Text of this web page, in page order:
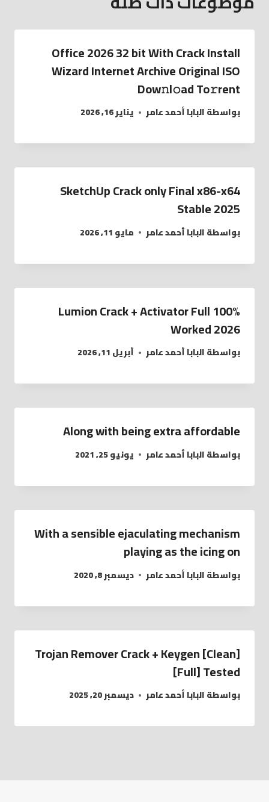
Office 2026 32 bit With Crack Install
Wizard Internet Archive Original ISO
Dow𝚗l𝚘ad To𝚛rent
بواسطةالبابا أحمد عامر يناير 16, 2026
SketchUp Crack only Final x86-x64
Stable 2025
بواسطةالبابا أحمد عامر مايو 11, 2026
Lumion Crack + Activator Full 100%
Worked 2026
بواسطةالبابا أحمد عامر أبريل 11, 2026
Along with being extra affordable
بواسطةالبابا أحمد عامر يونيو 25, 2021
With a sensible ejaculating mechanism
playing as the icing on
بواسطةالبابا أحمد عامر ديسمبر 8, 2020
Trojan Remover Crack + Keygen [Clean]
[Full] Tested
بواسطةالبابا أحمد عامر ديسمبر 20, 2025